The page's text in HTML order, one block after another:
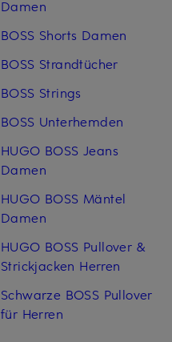
Damen
BOSS Shorts Damen
BOSS Strandtücher
BOSS Strings
BOSS Unterhemden
HUGO BOSS Jeans
Damen
HUGO BOSS Mäntel
Damen
HUGO BOSS Pullover &
Strickjacken Herren
Schwarze BOSS Pullover
für Herren